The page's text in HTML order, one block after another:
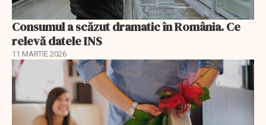
Consumul a scăzut dramatic în România. Ce
relevă datele INS
11 MARTIE 2026